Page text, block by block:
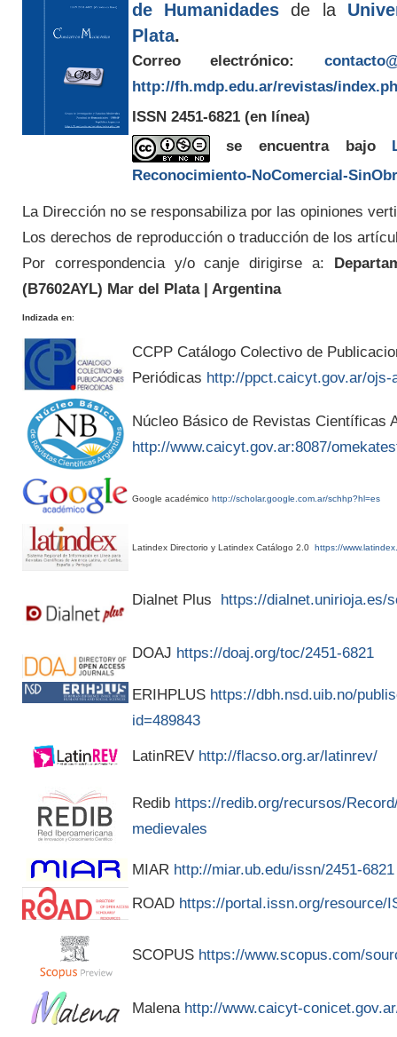
de Humanidades de la
Plata.
Correo electrónico:
http://fh.mdp.edu.ar/revistas/
ISSN 2451-6821 (en línea)
se encuentra bajo
Reconocimiento-NoComercial-
La Dirección no se responsabiliza por las opiniones
Los derechos de reproducción o traducción de los
Por correspondencia y/o canje dirigirse a:
(B7602AYL) Mar del Plata | Argentina
Indizada en:
CCPP Catálogo Colectivo de
Periódicas http://ppct.caicyt.gov.ar/ojs-
Núcleo Básico de Revistas Científicas
http://www.caicyt.gov.ar:8087/
Google académico http://scholar.google.com.ar/schhp?hl=es
Latindex Directorio y Latindex Catálogo 2.0 https://
Dialnet Plus https://dialnet.unirioja.es/
DOAJ https://doaj.org/toc/2451-6821
ERIHPLUS https://dbh.nsd.uib.no/
id=489843
LatinREV http://flacso.org.ar/latinrev/
Redib https://redib.org/recursos/
medievales
MIAR http://miar.ub.edu/issn/2451-6821
ROAD https://portal.issn.org/resource/
SCOPUS https://www.scopus.com/
Malena http://www.caicyt-